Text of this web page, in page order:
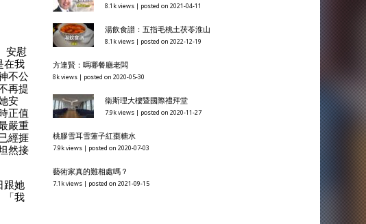
安慰
在我
不公
再提
安
正值
嚴重
經捱
然接
跟她
「我
8.1k views posted on 2021-04-11
湯飲食譜：五指毛桃土茯苓淮山
8.1k views posted on 2022-12-19
方達賢：嗎哪餐廳老闆
8k views posted on 2020-05-30
衞斯理大樓暨國際禮拜堂
7.9k views posted on 2020-11-27
桃膠雪耳雪蓮子紅棗糖水
7.9k views posted on 2020-07-03
藝術家真的難相處嗎？
7.1k views posted on 2021-09-15